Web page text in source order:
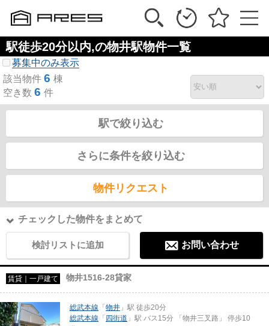
駅徒歩20分以内,の物井駅物件一覧
募集中のみ表示
該当物件 6 棟
空き数 6 件
駅で絞り込む
さらに条件を絞り込む
物件リクエスト
チェックした物件をまとめて
検討リストに追加 お問い合わせ
賃貸｜一戸建て 物井1516-28貸家
総武本線 「物井 」駅 徒歩20分
総武本線 「四街道 」駅 バス15分 「物井三叉路」 停歩10